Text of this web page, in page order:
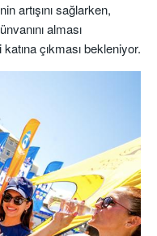
artışını sağlarken,
alması
katına çıkması bekleniyor.